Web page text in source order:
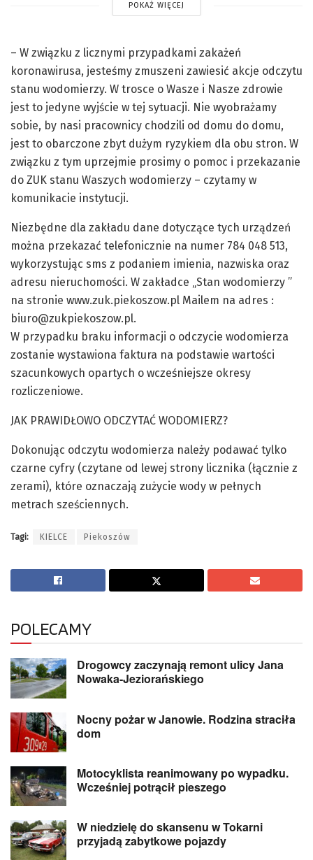
POKAŻ WIĘCEJ
– W związku z licznymi przypadkami zakażeń
koronawirusa, jesteśmy zmuszeni zawiesić akcje odczytu
stanu wodomierzy. W trosce o Wasze i Nasze zdrowie
jest to jedyne wyjście w tej sytuacji. Nie wyobrażamy
sobie, by nasi pracownicy chodzili od domu do domu,
jest to obarczone zbyt dużym ryzykiem dla obu stron. W
związku z tym uprzejmie prosimy o pomoc i przekazanie
do ZUK stanu Waszych wodomierzy – czytamy w
komunikacie instytucji.
Niezbędne dla zakładu dane dotyczące tych urządzeń
można przekazać telefonicznie na numer 784 048 513,
wykorzystując sms z podaniem imienia, nazwiska oraz
adresu nieruchomości. W zakładce „Stan wodomierzy ”
na stronie www.zuk.piekoszow.pl Mailem na adres :
biuro@zukpiekoszow.pl.
W przypadku braku informacji o odczycie wodomierza
zostanie wystawiona faktura na podstawie wartości
szacunkowych opartych o wcześniejsze okresy
rozliczeniowe.
JAK PRAWIDŁOWO ODCZYTAĆ WODOMIERZ?
Dokonując odczytu wodomierza należy podawać tylko
czarne cyfry (czytane od lewej strony licznika (łącznie z
zerami), które oznaczają zużycie wody w pełnych
metrach sześciennych.
Tagi: KIELCE Piekoszów
POLECAMY
Drogowcy zaczynają remont ulicy Jana
Nowaka-Jeziorańskiego
Nocny pożar w Janowie. Rodzina straciła
dom
Motocyklista reanimowany po wypadku.
Wcześniej potrącił pieszego
W niedzielę do skansenu w Tokarni
przyjadą zabytkowe pojazdy